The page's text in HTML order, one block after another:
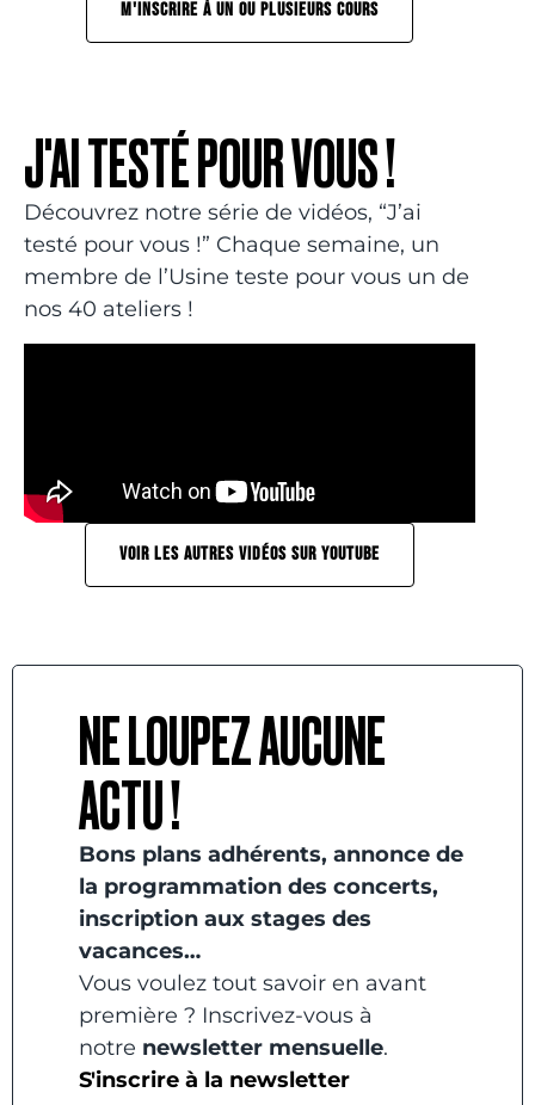
M'INSCRIRE À UN OU PLUSIEURS COURS
J'AI TESTÉ POUR VOUS !
Découvrez notre série de vidéos, “J’ai
testé pour vous !” Chaque semaine, un
membre de l’Usine teste pour vous un de
nos 40 ateliers !
VOIR LES AUTRES VIDÉOS SUR YOUTUBE
NE LOUPEZ AUCUNE
ACTU !
Bons plans adhérents, annonce de
la programmation des concerts,
inscription aux stages des
vacances…
Vous voulez tout savoir en avant
première ? Inscrivez-vous à
notre newsletter mensuelle.
S'inscrire à la newsletter